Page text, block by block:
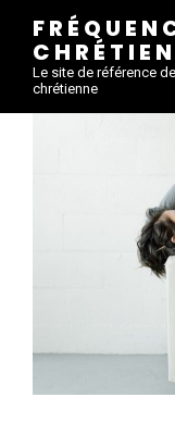
Le site de référence
chrétienne